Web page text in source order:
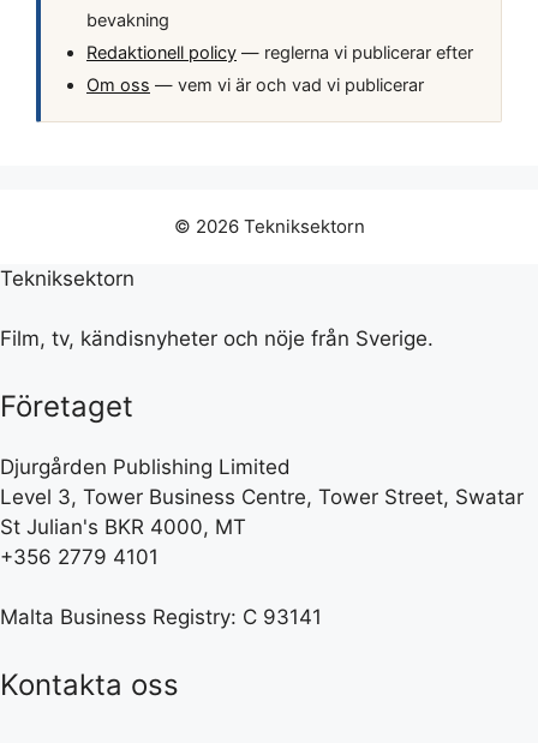
bevakning
Redaktionell policy — reglerna vi publicerar efter
Om oss — vem vi är och vad vi publicerar
© 2026 Tekniksektorn
Tekniksektorn
Film, tv, kändisnyheter och nöje från Sverige.
Företaget
Djurgården Publishing Limited
Level 3, Tower Business Centre, Tower Street, Swatar
St Julian's BKR 4000, MT
+356 2779 4101
Malta Business Registry: C 93141
Kontakta oss